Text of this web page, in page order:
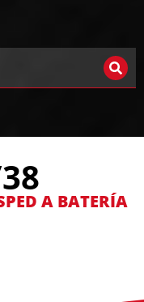
A BATERÍA